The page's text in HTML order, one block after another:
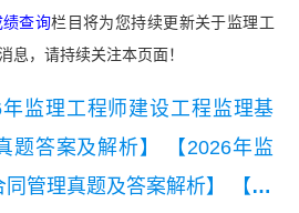
查询栏目将为您持续更新关于监理工
息，请持续关注本页面！
年监理工程师建设工程监理基
题答案及解析】
【2026年监
管理真题及答案解析】
【20